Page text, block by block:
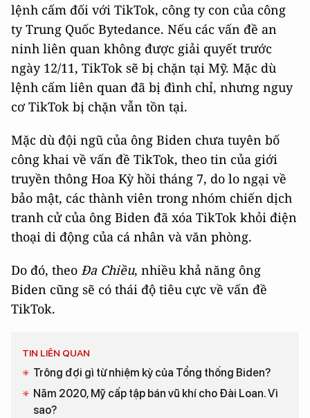
lệnh cấm đối với TikTok, công ty con của công
ty Trung Quốc Bytedance. Nếu các vấn đề an
ninh liên quan không được giải quyết trước
ngày 12/11, TikTok sẽ bị chặn tại Mỹ. Mặc dù
lệnh cấm liên quan đã bị đình chỉ, nhưng nguy
cơ TikTok bị chặn vẫn tồn tại.
Mặc dù đội ngũ của ông Biden chưa tuyên bố
công khai về vấn đề TikTok, theo tin của giới
truyền thông Hoa Kỳ hồi tháng 7, do lo ngại về
bảo mật, các thành viên trong nhóm chiến dịch
tranh cử của ông Biden đã xóa TikTok khỏi điện
thoại di động của cá nhân và văn phòng.
Do đó, theo Đa Chiều, nhiều khả năng ông
Biden cũng sẽ có thái độ tiêu cực về vấn đề
TikTok.
TIN LIÊN QUAN
Trông đợi gì từ nhiệm kỳ của Tổng thống Biden?
Năm 2020, Mỹ cấp tập bán vũ khí cho Đài Loan. Vì
sao?